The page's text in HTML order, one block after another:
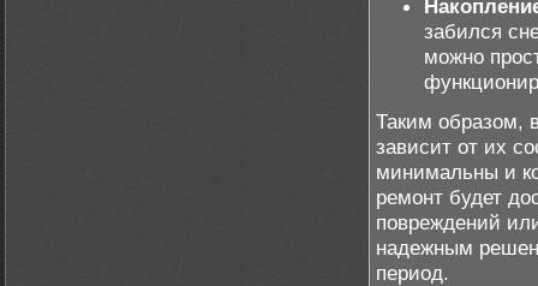
забился
можно
Таким образом,
зависит от их
минимальны и
ремонт будет
повреждений
надежным
период.